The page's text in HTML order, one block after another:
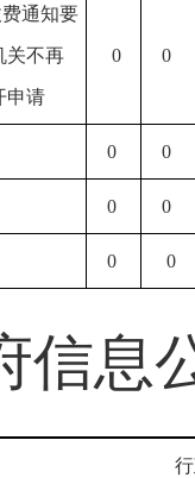
通知要
关不再
申请
0 0
0 0
0 0
0 0
信息